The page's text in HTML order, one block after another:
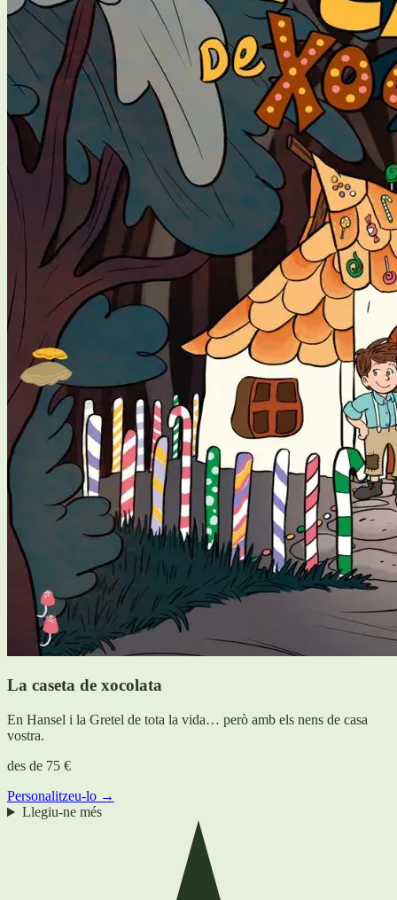
La caseta de xocolata
En Hansel i la Gretel de tota la vida… però amb els nens de casa
vostra.
des de 75 €
Personalitzeu-lo →
Llegiu-ne més